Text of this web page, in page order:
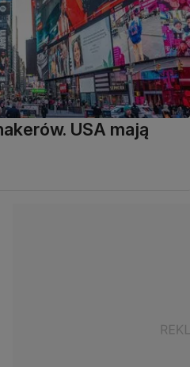
USA mają